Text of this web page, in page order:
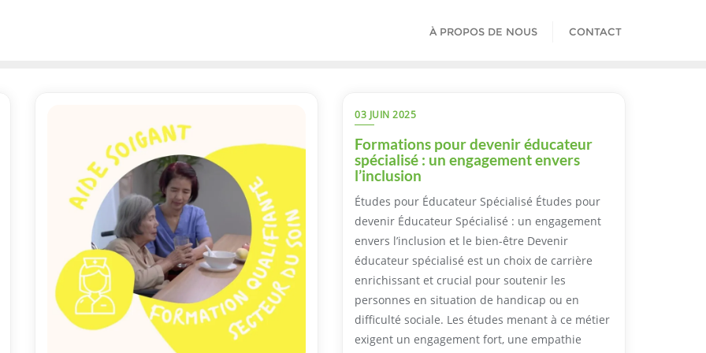
À PROPOS DE NOUS CONTACT
03 JUIN 2025
Formations pour devenir éducateur
spécialisé : un engagement envers
l’inclusion
Études pour Éducateur Spécialisé Études pour
devenir Éducateur Spécialisé : un engagement
envers l’inclusion et le bien-être Devenir
éducateur spécialisé est un choix de carrière
enrichissant et crucial pour soutenir les
personnes en situation de handicap ou en
difficulté sociale. Les études menant à ce métier
exigent un engagement fort, une empathie